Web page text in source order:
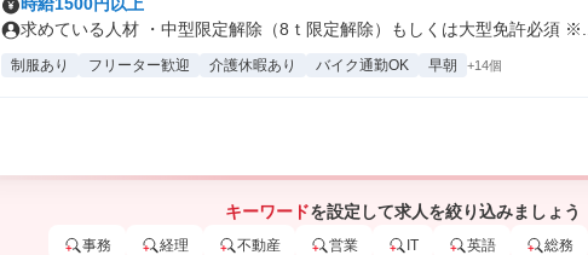
求めている人材 ・中型限定解除（8ｔ限定解除）もしくは大型免許必須 ※...
制服あり フリーター歓迎 介護休暇あり バイク通勤OK 早朝 +14個
キーワードを設定して求人を絞り込みましょう
事務 経理 不動産 営業 IT 英語 総務